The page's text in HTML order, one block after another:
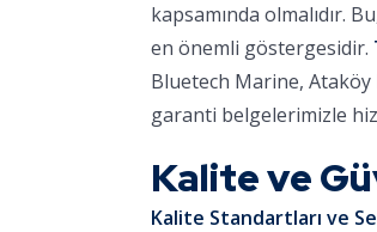
kapsamında olmalıdır.
en önemli göstergesidir.
Bluetech Marine, Ataköy
garanti belgelerimizle
Kalite ve
Kalite Standartları ve